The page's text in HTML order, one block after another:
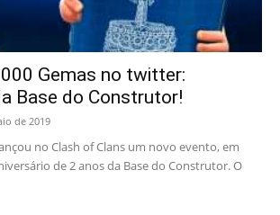
Gemas no twitter:
Base do Construtor!
de 2019
no Clash of Clans um novo evento, em
de 2 anos da Base do Construtor. O